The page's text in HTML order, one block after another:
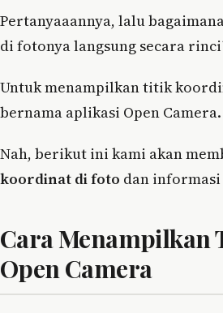
Pertanyaaannya, lalu
di fotonya langsung secara
Untuk menampilkan titik
bernama aplikasi Open Camera.
Nah, berikut ini kami akan
koordinat di foto dan
Cara Menampilkan
Open Camera